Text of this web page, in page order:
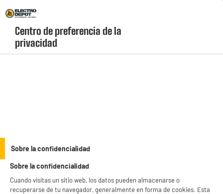
Menú
geolocation-header-icon-text
account
tener el fresquito que te gusta en cualquier lado de tu casa sin la
acondicionado portátil en Electro Depot! Recuerda que te lo
llevamos a casa o puedes recogerlo en cualquiera de nuestras
tiendas.
CLIMATIZADOR VALBERG
Centro de preferencia de la
privacidad
Sobre la confidencialidad
Sobre la confidencialidad
Cuando visitas un sitio web, los datos pueden almacenarse o
recuperarse de tu navegador, generalmente en forma de cookies. Esta